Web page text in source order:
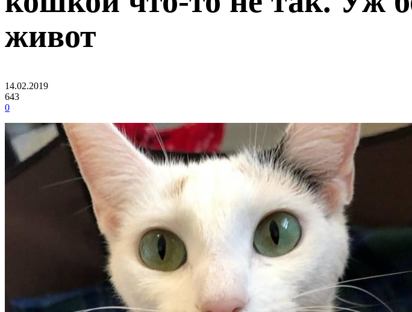
живот
14.02.2019
643
0